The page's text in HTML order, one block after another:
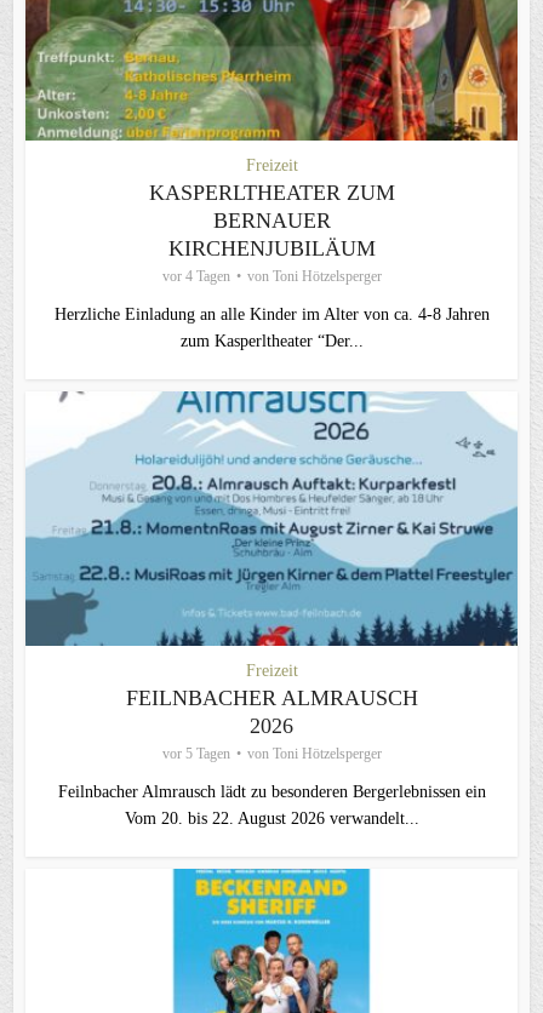
Freizeit
KASPERLTHEATER ZUM
BERNAUER
KIRCHENJUBILÄUM
vor 4 Tagen von Toni Hötzelsperger
Herzliche Einladung an alle Kinder im Alter von ca. 4-8 Jahren
zum Kasperltheater “Der...
Freizeit
FEILNBACHER ALMRAUSCH
2026
vor 5 Tagen von Toni Hötzelsperger
Feilnbacher Almrausch lädt zu besonderen Bergerlebnissen ein
Vom 20. bis 22. August 2026 verwandelt...